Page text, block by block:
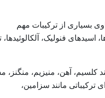
بسیاری از ترکیبات مهم
اسیدهای فنولیک، آلکالوئیدها،
کلسیم، آهن، منیزیم، منگنز،
مانند سزامین،